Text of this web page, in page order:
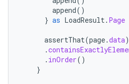
append()
} as LoadResult. Page
assertThat(page.data)
.
. inOrder()
}